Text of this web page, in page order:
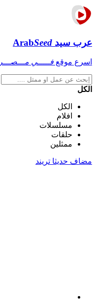
عرب سيد ArabSeed
اسرع موقع فـــــي مـــصـــر
الكل
الكل
افلام
مسلسلات
حلقات
ممثلين
مضاف حديثا تريند